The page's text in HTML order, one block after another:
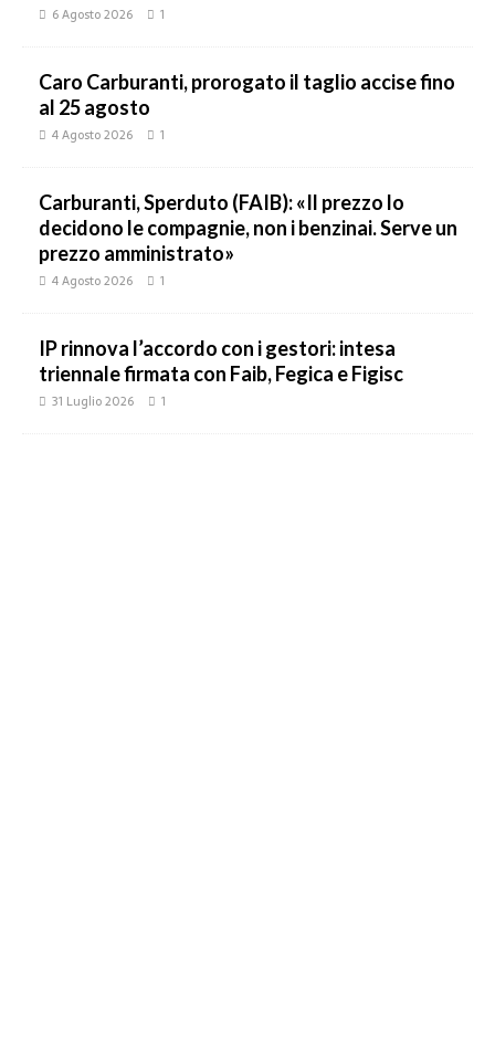
6 Agosto 2026 1
Caro Carburanti, prorogato il taglio accise fino
al 25 agosto
4 Agosto 2026 1
Carburanti, Sperduto (FAIB): «Il prezzo lo
decidono le compagnie, non i benzinai. Serve un
prezzo amministrato»
4 Agosto 2026 1
IP rinnova l’accordo con i gestori: intesa
triennale firmata con Faib, Fegica e Figisc
31 Luglio 2026 1